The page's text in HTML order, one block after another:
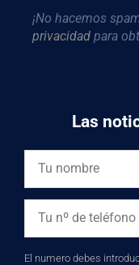
¡No hacemos
privacidad para
Las
El numero debes